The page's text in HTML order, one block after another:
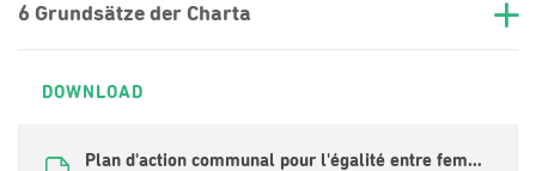
6 Grundsätze der Charta
DOWNLOAD
Plan d'action communal pour l'égalité entre femmes et hommes 2019-2022 (FR)